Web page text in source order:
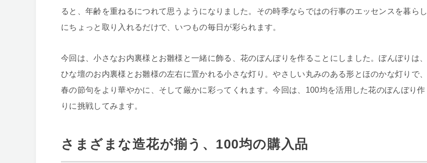
ると、年齢を重ねるにつれて思うようになりました。その時季ならではの行事のエッセンスを暮らし
にちょっと取り入れるだけで、いつもの毎日が彩られます。
今回は、小さなお内裏様とお雛様と一緒に飾る、花のぼんぼりを作ることにしました。ぼんぼりは、
ひな壇のお内裏様とお雛様の左右に置かれる小さな灯り。やさしい丸みのある形とほのかな灯りで、
春の節句をより華やかに、そして厳かに彩ってくれます。今回は、100均を活用した花のぼんぼり作
りに挑戦してみます。
さまざまな造花が揃う、100均の購入品